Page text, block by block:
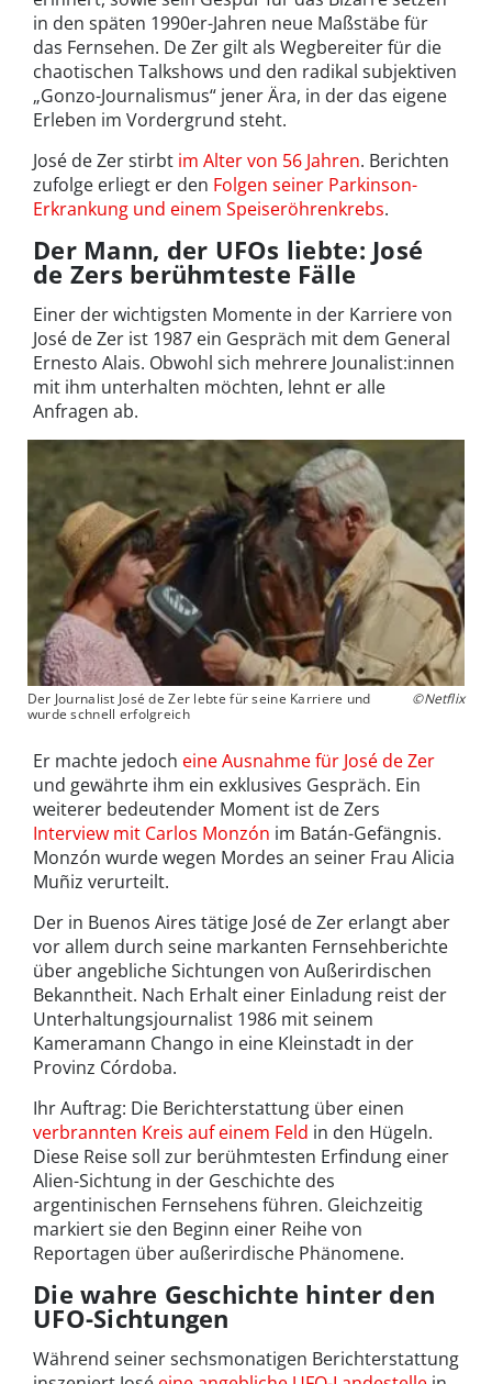
in den späten 1990er-Jahren neue Maßstäbe für
das Fernsehen. De Zer gilt als Wegbereiter für die
chaotischen Talkshows und den radikal subjektiven
„Gonzo-Journalismus“ jener Ära, in der das eigene
Erleben im Vordergrund steht.
José de Zer stirbt im Alter von 56 Jahren. Berichten
zufolge erliegt er den Folgen seiner Parkinson-
Erkrankung und einem Speiseröhrenkrebs.
Der Mann, der UFOs liebte: José
de Zers berühmteste Fälle
Einer der wichtigsten Momente in der Karriere von
José de Zer ist 1987 ein Gespräch mit dem General
Ernesto Alais. Obwohl sich mehrere Jounalist:innen
mit ihm unterhalten möchten, lehnt er alle
Anfragen ab.
Der Journalist José de Zer lebte für seine Karriere und
wurde schnell erfolgreich
©Netflix
Er machte jedoch eine Ausnahme für José de Zer
und gewährte ihm ein exklusives Gespräch. Ein
weiterer bedeutender Moment ist de Zers
Interview mit Carlos Monzón im Batán-Gefängnis.
Monzón wurde wegen Mordes an seiner Frau Alicia
Muñiz verurteilt.
Der in Buenos Aires tätige José de Zer erlangt aber
vor allem durch seine markanten Fernsehberichte
über angebliche Sichtungen von Außerirdischen
Bekanntheit. Nach Erhalt einer Einladung reist der
Unterhaltungsjournalist 1986 mit seinem
Kameramann Chango in eine Kleinstadt in der
Provinz Córdoba.
Ihr Auftrag: Die Berichterstattung über einen
verbrannten Kreis auf einem Feld in den Hügeln.
Diese Reise soll zur berühmtesten Erfindung einer
Alien-Sichtung in der Geschichte des
argentinischen Fernsehens führen. Gleichzeitig
markiert sie den Beginn einer Reihe von
Reportagen über außerirdische Phänomene.
Die wahre Geschichte hinter den
UFO-Sichtungen
Während seiner sechsmonatigen Berichterstattung